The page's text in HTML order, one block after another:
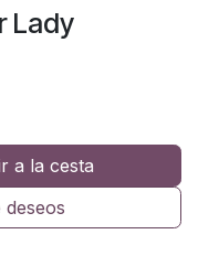
Lady
a la cesta
deseos